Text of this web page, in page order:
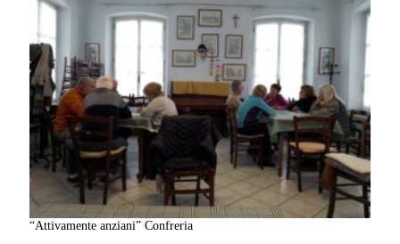
“Attivamente anziani” Confreria